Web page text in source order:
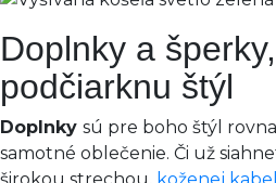
Doplnky a
podčiarknu štýl
Doplnky sú pre boho štýl
samotné oblečenie. Či už